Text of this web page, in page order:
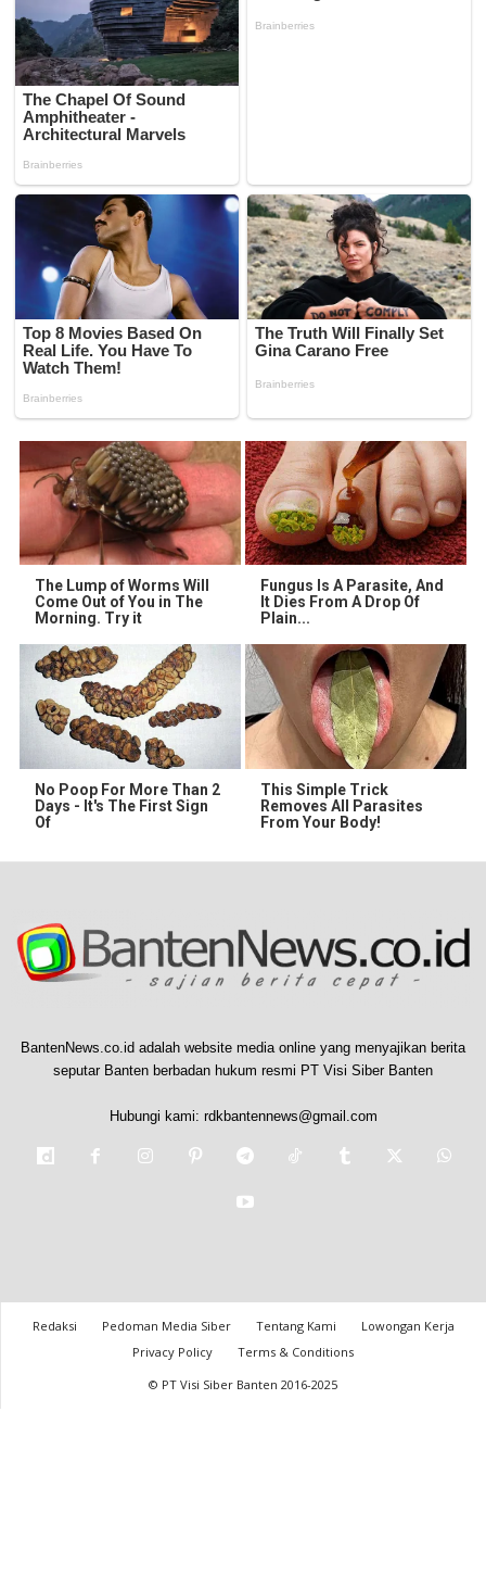
The Lump of Worms Will
Come Out of You in The
Morning. Try it
Fungus Is A Parasite, And
It Dies From A Drop Of
Plain...
No Poop For More Than 2
Days - It's The First Sign
Of
This Simple Trick
Removes All Parasites
From Your Body!
BantenNews.co.id adalah website media online yang menyajikan berita
seputar Banten berbadan hukum resmi PT Visi Siber Banten
Hubungi kami: rdkbantennews@gmail.com
Redaksi Pedoman Media Siber Tentang Kami
Lowongan Kerja
Privacy Policy
Terms & Conditions
© PT Visi Siber Banten 2016-2025